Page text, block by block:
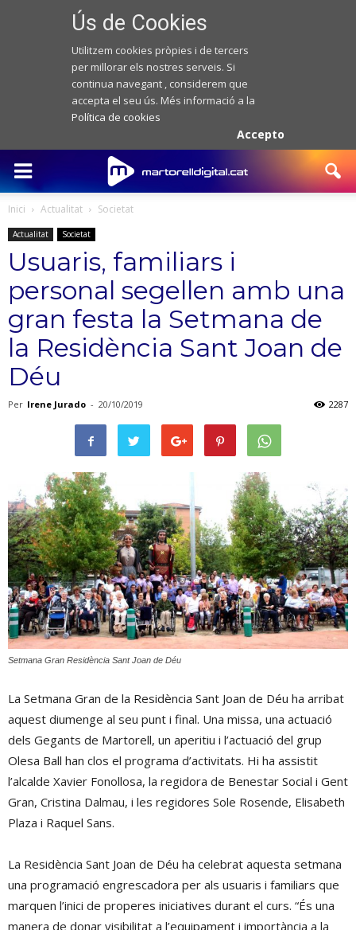
Ús de Cookies
Utilitzem cookies pròpies i de tercers
per millorar els nostres serveis. Si
continua navegant , considerem que
accepta el seu ús. Més informació a la
Política de cookies
Accepto
Inici Actualitat Societat
Actualitat Societat
Usuaris, familiars i
personal segellen amb una
gran festa la Setmana de
la Residència Sant Joan de
Déu
Per Irene Jurado - 20/10/2019 2287
Setmana Gran Residència Sant Joan de Déu
La Setmana Gran de la Residència Sant Joan de Déu ha arribat
aquest diumenge al seu punt i final. Una missa, una actuació
dels Gegants de Martorell, un aperitiu i l’actuació del grup
Olesa Ball han clos el programa d’activitats. Hi ha assistit
l’alcalde Xavier Fonollosa, la regidora de Benestar Social i Gent
Gran, Cristina Dalmau, i les regidores Sole Rosende, Elisabeth
Plaza i Raquel Sans.
La Residència Sant Joan de Déu ha celebrat aquesta setmana
una programació engrescadora per als usuaris i familiars que
marquen l’inici de properes iniciatives durant el curs. “És una
manera de donar visibilitat a l’equipament i importància a la